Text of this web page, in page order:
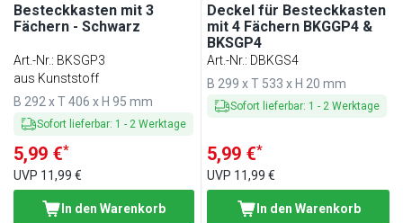
Besteckkasten mit 3
Fächern - Schwarz
Art.-Nr.: BKSGP3
aus Kunststoff
B 292 x T 406 x H 95 mm
Sofort lieferbar: 1 - 2 Werktage
5,99 €*
UVP 11,99 €
In den Warenkorb
Deckel für Besteckkasten
mit 4 Fächern BKGGP4 &
BKSGP4
Art.-Nr.: DBKGS4
B 299 x T 533 x H 20 mm
Sofort lieferbar: 1 - 2 Werktage
5,99 €*
UVP 11,99 €
In den Warenkorb